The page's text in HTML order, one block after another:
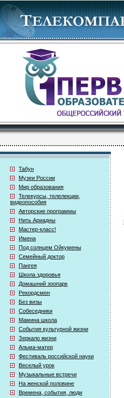
Табун
Музеи России
Мир образования
Телекурсы, телелекции,
видеопособия
Авторские программы
Нить Ариадны
Мастер-класс!
Имена
Под солнцем Ойкумены
Семейный доктор
Пангея
Школа здоровья
Домашний зоопарк
Рекордсмен
Без визы
Собеседники
Мамина школа
События культурной жизни
Зеркало жизни
Альма-матер
Фестиваль российской науки
Веселый урок
Музыкальные встречи
На женской половине
Времена, события, люди